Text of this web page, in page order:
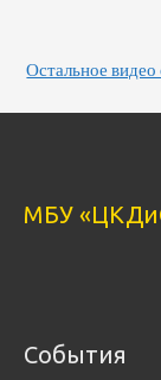
Остальное
МБУ
События